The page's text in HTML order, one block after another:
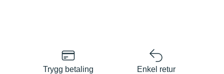
Trygg betaling Enkel retur